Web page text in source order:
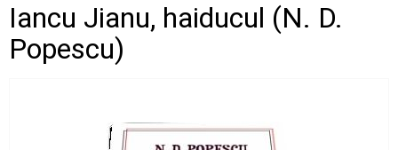
Iancu Jianu, haiducul (N. D.
Popescu)